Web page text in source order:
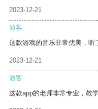
2023-12-21
游客
这款游戏的音乐非常优美，听
2023-12-21
游客
这款app的老师非常专业，教